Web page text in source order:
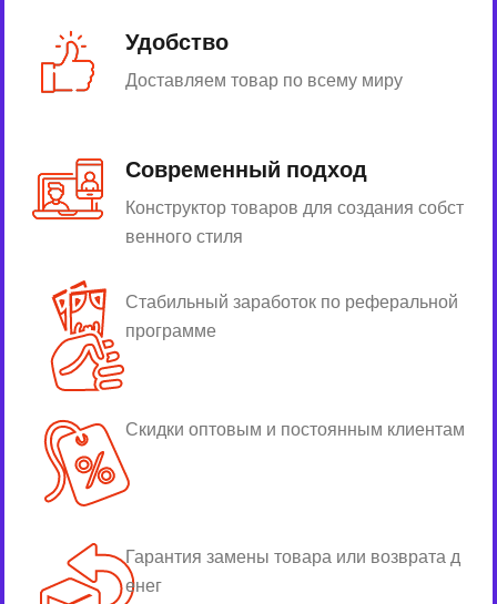
Удобство
Доставляем товар по всему миру
Современный подход
Конструктор товаров для создания собст
венного стиля
Стабильный заработок по реферальной
программе
Скидки оптовым и постоянным клиентам
Гарантия замены товара или возврата д
енег